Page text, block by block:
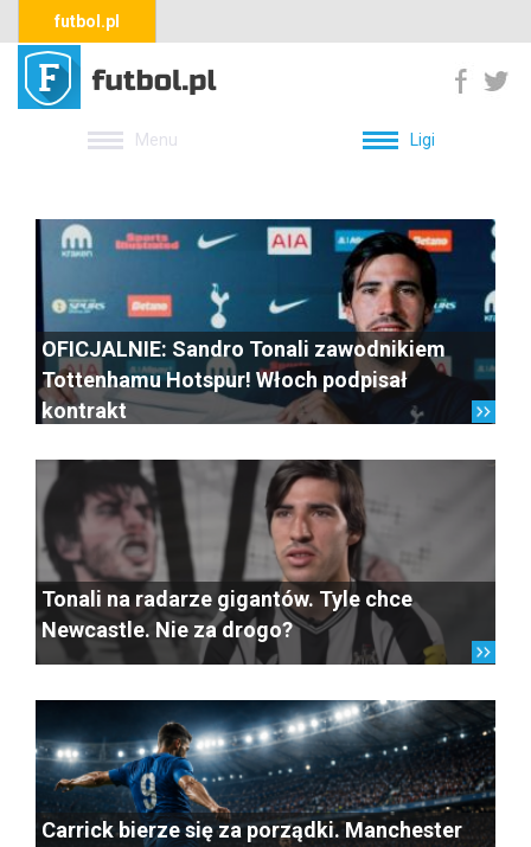
futbol.pl
Menu Ligi
OFICJALNIE: Sandro Tonali zawodnikiem
Tottenhamu Hotspur! Włoch podpisał
kontrakt
Tonali na radarze gigantów. Tyle chce
Newcastle. Nie za drogo?
Carrick bierze się za porządki. Manchester